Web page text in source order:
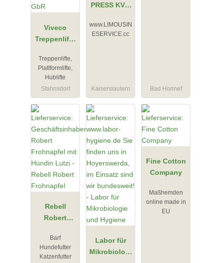
Viveco
Treppenlifte
Treppenlifte,
Plattformlifte,
Hublifte
Stahnsdorf
PRESS KVM
Mietwagen
www.LIMOUSIN
ESERVICE.cc
Kaiserslautern Bad Honnef
Rebell
Robert
Barf
Hundefutter
Katzenfutter
Labor für
Mikrobiologi
Fine Cotton
Company
Maßhemden
online made in
EU